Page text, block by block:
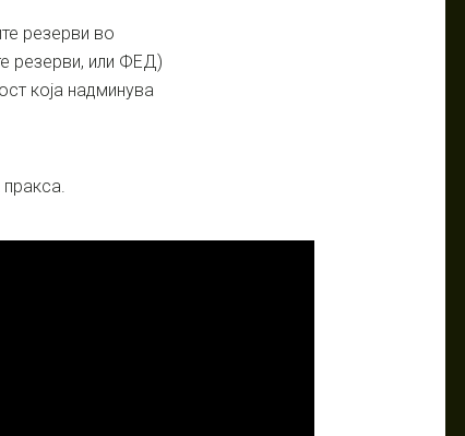
резерви во
резерви, или ФЕД)
која надминува